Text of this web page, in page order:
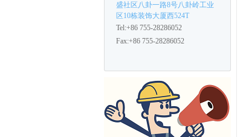
盛社区八卦一路8号八卦岭工业
区10栋装饰大厦西524T
Tel:+86 755-28286052
Fax:+86 755-28286052